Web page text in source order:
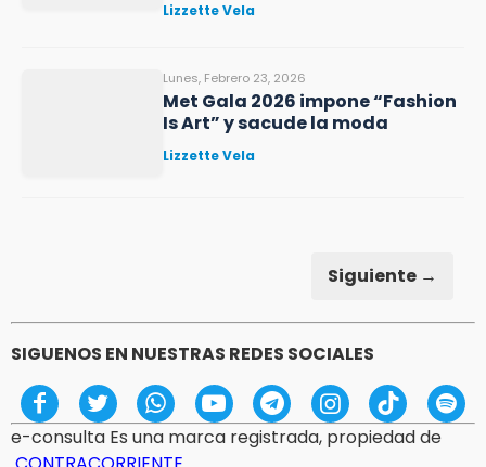
Lizzette Vela
Lunes, Febrero 23, 2026
Met Gala 2026 impone “Fashion
Is Art” y sacude la moda
Lizzette Vela
Siguiente →
SIGUENOS EN NUESTRAS REDES SOCIALES
e-consulta Es una marca registrada, propiedad de